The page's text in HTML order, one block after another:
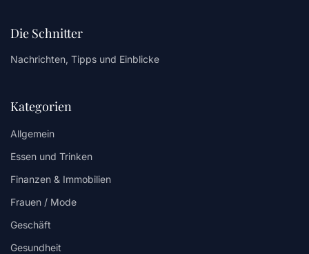
Die Schnitter
Nachrichten, Tipps und Einblicke
Kategorien
Allgemein
Essen und Trinken
Finanzen & Immobilien
Frauen / Mode
Geschäft
Gesundheit